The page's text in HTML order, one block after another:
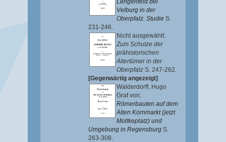
Lengenfeld bei
Velburg in der
Oberpfalz. Studie S.
231-246.
Nicht ausgewählt:
Zum Schutze der
prähistorischen
Altertümer in der
Oberpfalz S. 247-262.
[Gegenwärtig angezeigt]
Walderdorff, Hugo
Graf von:
Römerbauten auf dem
Alten Kornmarkt (jetzt
Moltkeplatz) und
Umgebung in Regensburg S.
263-308.